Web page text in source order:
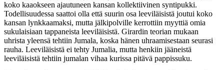
koko kaaokseen ajautuneen kansan kollektiivinen syntipukki.
Todellisuudessa saattoi olla että suurin osa leeviläisistä joutui koko
kansan lynkkaamaksi, mutta jälkipolville kerrottiin myyttiä omia
sukulaisiaan tappaneista leeviläisistä. Girardin teorian mukaan
uhrista yleensä tehtiin Jumala, koska hänen uhraamisestaan seurasi
rauha. Leeviläisistä ei tehty Jumalia, mutta henkiin jääneistä
leeviläisistä tehtiin jumalan vihaa kurissa pitävä pappissuku.